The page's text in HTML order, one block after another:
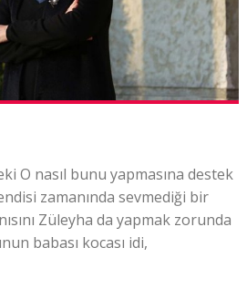
O nasıl bunu yapmasına destek
zamanında sevmediği bir
Züleyha da yapmak zorunda
babası kocası idi,